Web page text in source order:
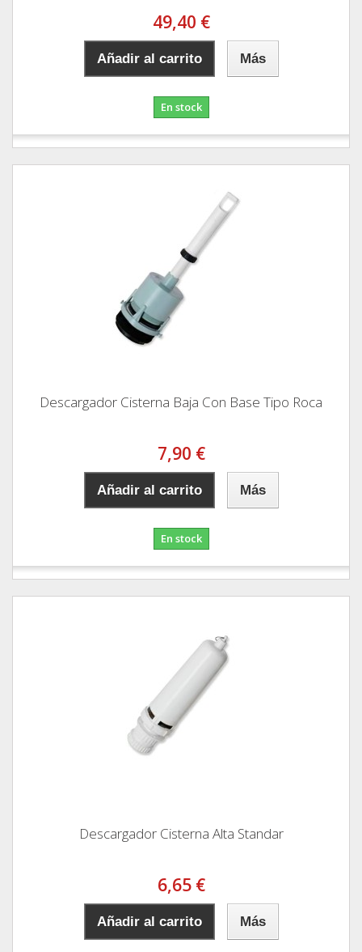
49,40 €
Añadir al carrito Más
En stock
Descargador Cisterna Baja Con Base Tipo Roca
7,90 €
Añadir al carrito Más
En stock
Descargador Cisterna Alta Standar
6,65 €
Añadir al carrito Más